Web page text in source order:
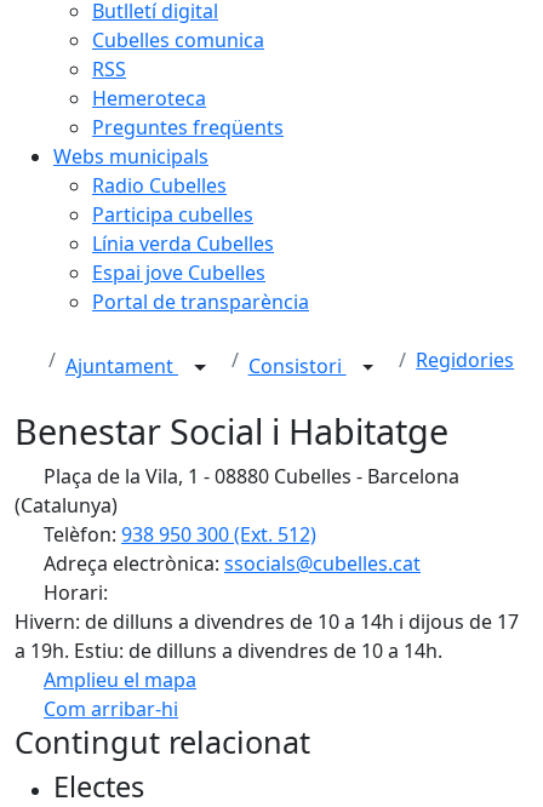
Butlletí digital
Cubelles comunica
RSS
Hemeroteca
Preguntes freqüents
Webs municipals
Radio Cubelles
Participa cubelles
Línia verda Cubelles
Espai jove Cubelles
Portal de transparència
Ajuntament Consistori Regidories
Benestar Social i Habitatge
Plaça de la Vila, 1 - 08880 Cubelles - Barcelona
(Catalunya)
Telèfon: 938 950 300 (Ext. 512)
Adreça electrònica: ssocials@cubelles.cat
Horari:
Hivern: de dilluns a divendres de 10 a 14h i dijous de 17
a 19h. Estiu: de dilluns a divendres de 10 a 14h.
Amplieu el mapa
Com arribar-hi
+
Contingut relacionat
Electes